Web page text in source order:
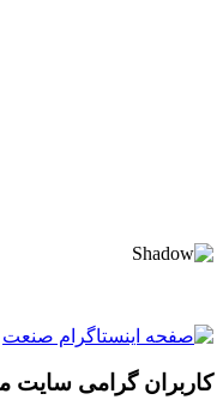
کاربران گرامی سایت